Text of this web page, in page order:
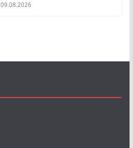
09.08.2026